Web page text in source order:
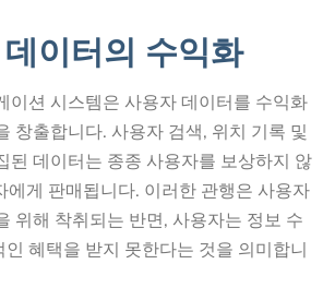
이터의 수익화
이션 시스템은 사용자 데이터를 수익화
창출합니다. 사용자 검색, 위치 기록 및
된 데이터는 종종 사용자를 보상하지 않
에게 판매됩니다. 이러한 관행은 사용자
위해 착취되는 반면, 사용자는 정보 수
혜택을 받지 못한다는 것을 의미합니